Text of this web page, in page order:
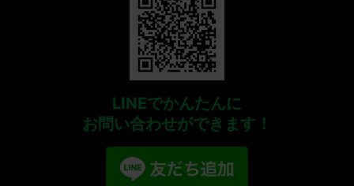
LINEでかんたんに
お問い合わせができます！